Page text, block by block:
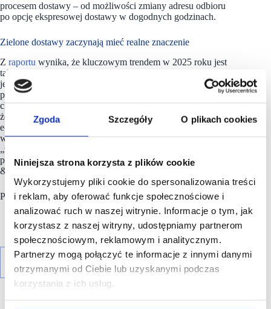
Zgoda Szczegóły O plikach cookies
Niniejsza strona korzysta z plików cookie
Wykorzystujemy pliki cookie do spersonalizowania treści
i reklam, aby oferować funkcje społecznościowe i
analizować ruch w naszej witrynie. Informacje o tym, jak
korzystasz z naszej witryny, udostępniamy partnerom
społecznościowym, reklamowym i analitycznym.
Partnerzy mogą połączyć te informacje z innymi danymi
otrzymanymi od Ciebie lub uzyskanymi podczas
korzystania z ich usług.
procesem dostawy – od możliwości zmiany adresu odbioru
po opcję ekspresowej dostawy w dogodnych godzinach.
Zielone dostawy zaczynają mieć realne znaczenie
Z raportu wynika, że kluczowym trendem w 2025 roku jest
także wzrost znaczenia ekologii w logistyce. Aż 79% badanych
jest gotowych zaakceptować dłuższy czas dostawy, jeśli
pozwala to ograniczyć ślad węglowy, a 70% zadeklarowało
chęć dopłaty do ekologicznych opakowań, pod warunkiem,
że koszt nie przekroczy 2 zł. Równocześnie prawie połowa
e‑konsumentów zwraca uwagę, czy przesyłka jest zapakowana
w sposób przyjazny środowisku. W badaniu za najbardziej
„zieloną” formę dostawy Polacy uznali kuriera do domu lub
pracy, tuż przed automatami paczkowymi i odbiorem typu click
& collect.
Partnerem merytorycznym raportu jest Allegro Delivery.